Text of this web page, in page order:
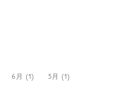
6月 (1)
5月 (1)